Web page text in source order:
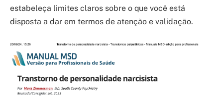
estabeleça limites claros sobre o que você está
disposta a dar em termos de atenção e validação.